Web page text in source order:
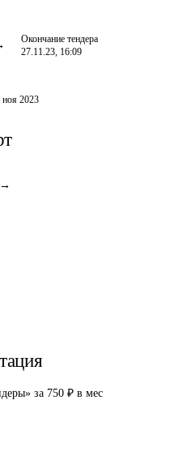
Окончание тендера
27.11.23, 16:09
ноя 2023
→
за 750 ₽ в мес